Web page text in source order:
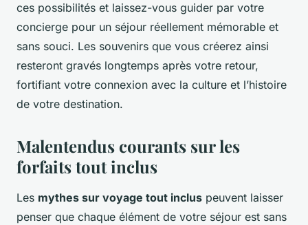
ces possibilités et laissez-vous guider par votre
concierge pour un séjour réellement mémorable et
sans souci. Les souvenirs que vous créerez ainsi
resteront gravés longtemps après votre retour,
fortifiant votre connexion avec la culture et l’histoire
de votre destination.
Malentendus courants sur les
forfaits tout inclus
Les mythes sur voyage tout inclus peuvent laisser
penser que chaque élément de votre séjour est sans